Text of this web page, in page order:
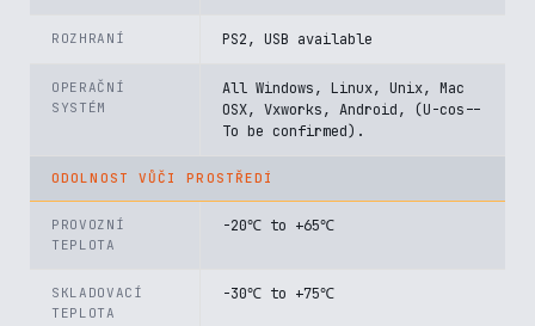
ROZHRANÍ PS2, USB available
OPERAČNÍ
SYSTÉM
All Windows, Linux, Unix, Mac
OSX, Vxworks, Android, (U-cos--
To be confirmed).
ODOLNOST VŮČI PROSTŘEDÍ
PROVOZNÍ
TEPLOTA
-20℃ to +65℃
SKLADOVACÍ
TEPLOTA
-30℃ to +75℃